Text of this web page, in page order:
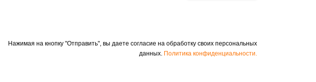
Нажимая на кнопку "Отправить", вы даете согласие на обработку своих персональных
данных. Политика конфиденциальности.